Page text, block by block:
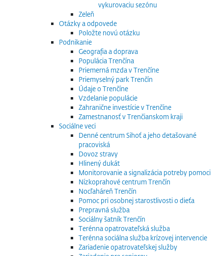
vykurovaciu sezónu
Zeleň
Otázky a odpovede
Položte novú otázku
Podnikanie
Geografia a doprava
Populácia Trenčína
Priemerná mzda v Trenčíne
Priemyselný park Trenčín
Údaje o Trenčíne
Vzdelanie populácie
Zahranične investície v Trenčíne
Zamestnanosť v Trenčianskom kraji
Sociálne veci
Denné centrum Sihoť a jeho detašované
pracoviská
Dovoz stravy
Hlinený dukát
Monitorovanie a signalizácia potreby pomoci
Nízkoprahové centrum Trenčín
Nocľaháreň Trenčín
Pomoc pri osobnej starostlivosti o dieťa
Prepravná služba
Sociálny šatník Trenčín
Terénna opatrovateľská služba
Terénna sociálna služba krízovej intervencie
Zariadenie opatrovateľskej služby